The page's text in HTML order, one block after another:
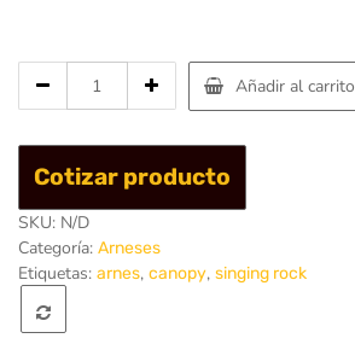
Junior
AKA
Singing
Rock
Añadir al carrito
Cotizar producto
SKU: N/D
Categoría: Arneses
Etiquetas: arnes, canopy, singing rock